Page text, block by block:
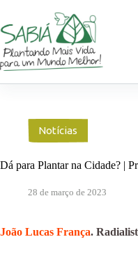
o
conteúdo
Notícias
Dá para Plantar na Cidade? |
28 de março de 2023
João Lucas França.